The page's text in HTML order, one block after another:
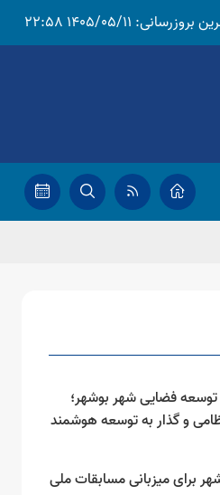
بروزرسانی: 1405/05/11 22:58
توسعه فضایی شهر بوشهر؛
و گذار به توسعه هوشمند
برای میزبانی مسابقات ملی